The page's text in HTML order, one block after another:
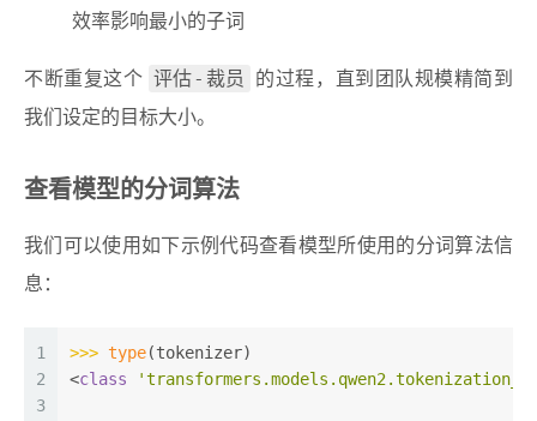
效率影响最小的子词
不断重复这个 评估-裁员
的过程，直到团队规模精简到
我们设定的目标大小。
查看模型的分词算法
我们可以使用如下示例代码查看模型所使用的分词算法信
息：
1
2
3
>>> type(tokenizer)
<class